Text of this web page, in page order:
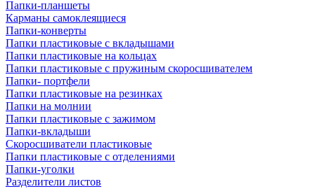
Папки-планшеты
Карманы самоклеящиеся
Папки-конверты
Папки пластиковые с вкладышами
Папки пластиковые на кольцах
Папки пластиковые с пружиным скоросшивателем
Папки- портфели
Папки пластиковые на резинках
Папки на молнии
Папки пластиковые с зажимом
Папки-вкладыши
Скоросшиватели пластиковые
Папки пластиковые с отделениями
Папки-уголки
Разделители листов